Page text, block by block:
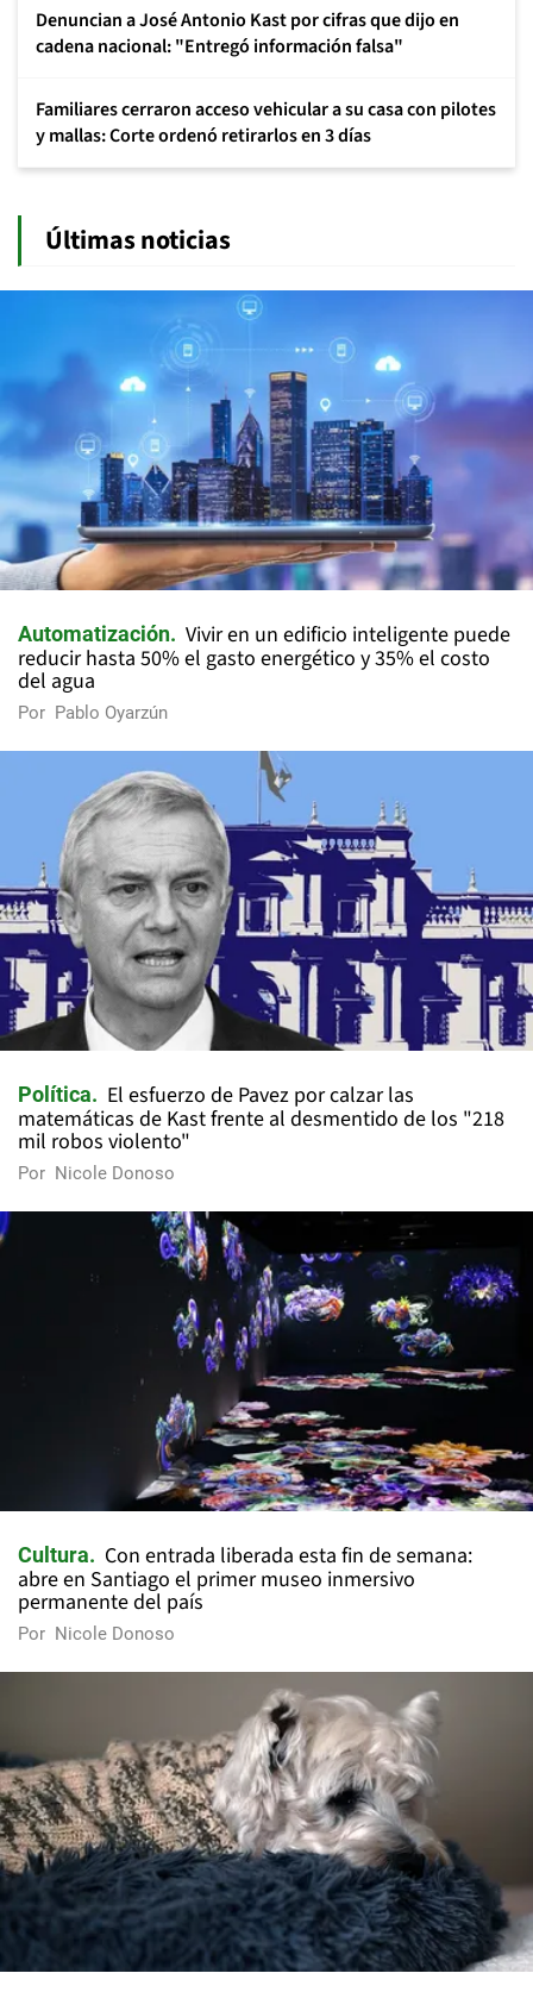
Denuncian a José Antonio Kast por cifras que dijo en
cadena nacional: "Entregó información falsa"
Familiares cerraron acceso vehicular a su casa con pilotes
y mallas: Corte ordenó retirarlos en 3 días
Últimas noticias
Automatización
Vivir en un edificio inteligente puede
reducir hasta 50% el gasto energético y 35% el costo
del agua
Por Pablo Oyarzún
Política
El esfuerzo de Pavez por calzar las
matemáticas de Kast frente al desmentido de los "218
mil robos violento"
Por Nicole Donoso
Cultura
Con entrada liberada esta fin de semana:
abre en Santiago el primer museo inmersivo
permanente del país
Por Nicole Donoso